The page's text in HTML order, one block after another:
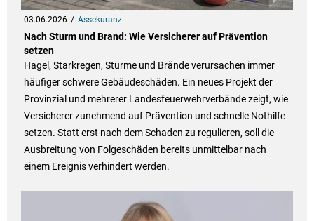
03.06.2026 Assekuranz
Nach Sturm und Brand: Wie Versicherer auf Prävention
setzen
Hagel, Starkregen, Stürme und Brände verursachen immer
häufiger schwere Gebäudeschäden. Ein neues Projekt der
Provinzial und mehrerer Landesfeuerwehrverbände zeigt, wie
Versicherer zunehmend auf Prävention und schnelle Nothilfe
setzen. Statt erst nach dem Schaden zu regulieren, soll die
Ausbreitung von Folgeschäden bereits unmittelbar nach
einem Ereignis verhindert werden.